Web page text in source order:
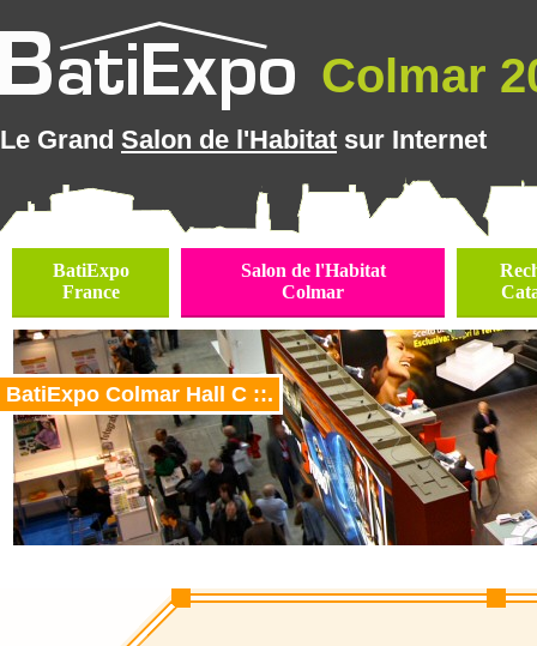
Colmar
Le Grand Salon de l'Habitat sur Internet
BatiExpo
France
Salon de l'Habitat
Colmar
BatiExpo Colmar Hall C ::.